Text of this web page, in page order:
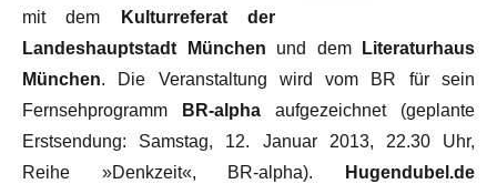
mit dem
Kulturreferat der
Landeshauptstadt München und dem
Literaturhaus
München. Die Veranstaltung wird vom BR für sein
Fernsehprogramm
BR-alpha aufgezeichnet (geplante
Erstsendung: Samstag, 12. Januar 2013, 22.30 Uhr,
Reihe »Denkzeit«, BR-alpha).
Hugendubel.de